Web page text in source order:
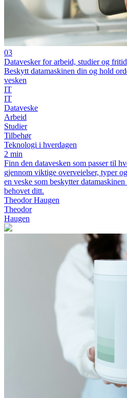
03
Datavesker for arbeid, studier og fritid
Beskytt datamaskinen din og hold
vesken
IT
IT
Dataveske
Arbeid
Studier
Tilbehør
Teknologi i hverdagen
2 min
Finn den datavesken som passer til
gjennom viktige overveielser, typer
en veske som beskytter
behovet ditt.
Theodor Haugen
Theodor
Haugen